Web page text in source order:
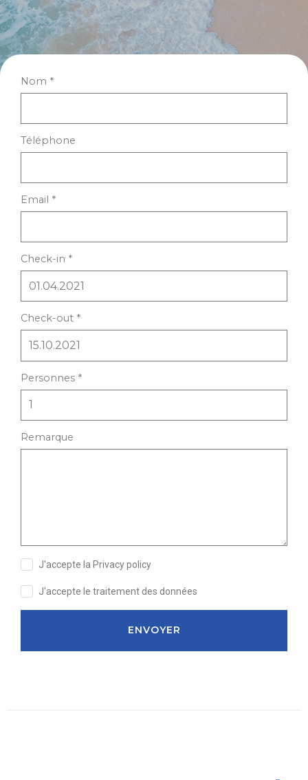
Nom *
Téléphone
Email *
Check-in *
Check-out *
Personnes *
Remarque
J'accepte la Privacy policy
J'accepte le traitement des données
ENVOYER